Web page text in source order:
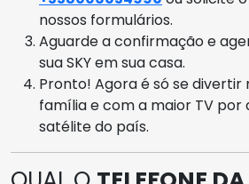
nossos formulários.
Aguarde a confirmação e
sua SKY em sua casa.
Pronto! Agora é só se divertir
família e com a maior TV por
satélite do país.